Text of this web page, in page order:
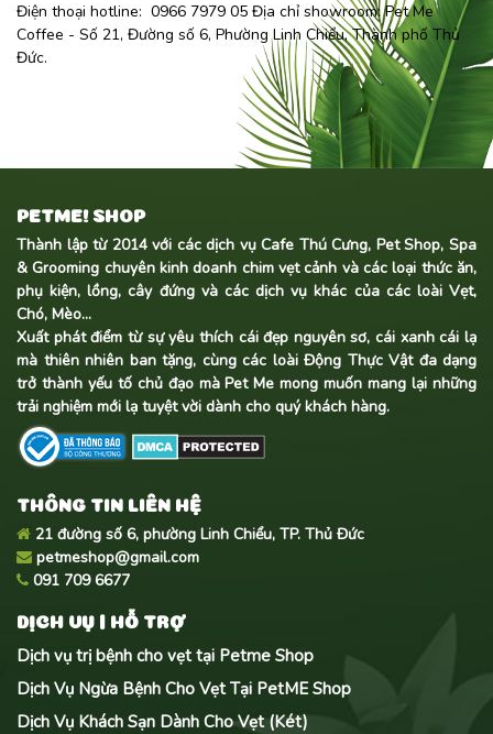
Điện thoại hotline: 0966 7979 05 Địa chỉ showroom:Pet Me
Coffee - Số 21, Đường số 6, Phường Linh Chiểu, Thành phố Thủ
Đức.
PETME! SHOP
Thành lập từ 2014 với các dịch vụ Cafe Thú Cưng, Pet Shop, Spa
& Grooming chuyên kinh doanh chim vẹt cảnh và các loại thức ăn,
phụ kiện, lồng, cây đứng và các dịch vụ khác của các loài Vẹt,
Chó, Mèo...
Xuất phát điểm từ sự yêu thích cái đẹp nguyên sơ, cái xanh cái lạ
mà thiên nhiên ban tặng, cùng các loài Động Thực Vật đa dạng
trở thành yếu tố chủ đạo mà Pet Me mong muốn mang lại những
trải nghiệm mới lạ tuyệt vời dành cho quý khách hàng.
THÔNG TIN LIÊN HỆ
21 đường số 6, phường Linh Chiểu, TP. Thủ Đức
petmeshop@gmail.com
091 709 6677
DỊCH VỤ | HỖ TRỢ
Dịch vụ trị bệnh cho vẹt tại Petme Shop
Dịch Vụ Ngừa Bệnh Cho Vẹt Tại PetME Shop
Dịch Vụ Khách Sạn Dành Cho Vẹt (Két)